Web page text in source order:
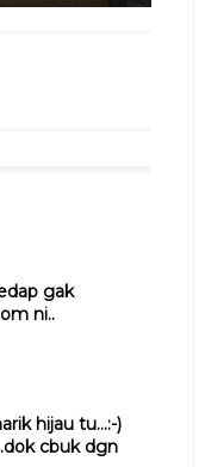
gak
ni..
hijau tu...:-)
cbuk dgn